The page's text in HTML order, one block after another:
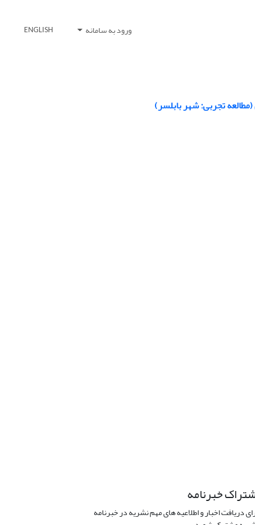
ورود به سامانه ENGLISH
تجربی: شهر بابلسر)
خبرنامه
دریافت اخبار و اطلاعیه های مهم نشریه در خبرنامه